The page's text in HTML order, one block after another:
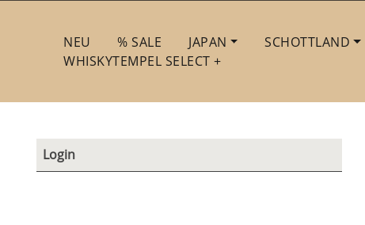
NEU % SALE JAPAN SCHOTTLAND
WHISKYTEMPEL SELECT +
Login